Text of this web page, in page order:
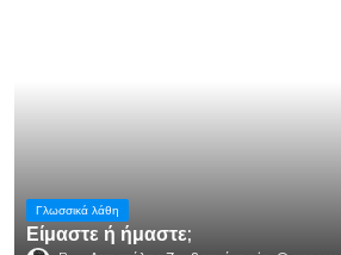
Γλωσσικά λάθη
Είμαστε ή ήμαστε;